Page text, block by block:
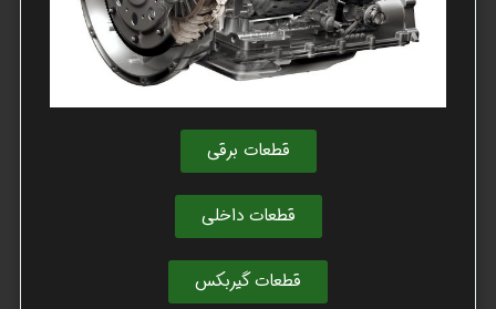
قطعات برقی
قطعات داخلی
قطعات گیربکس